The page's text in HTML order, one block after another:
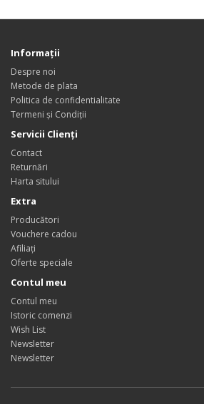
Informaţii
Despre noi
Metode de plata
Politica de confidentialitate
Termeni și Condiții
Servicii Clienţi
Contact
Returnări
Harta sitului
Extra
Producători
Vouchere cadou
Afiliaţi
Oferte speciale
Contul meu
Contul meu
Istoric comenzi
Wish List
Newsletter
Newsletter